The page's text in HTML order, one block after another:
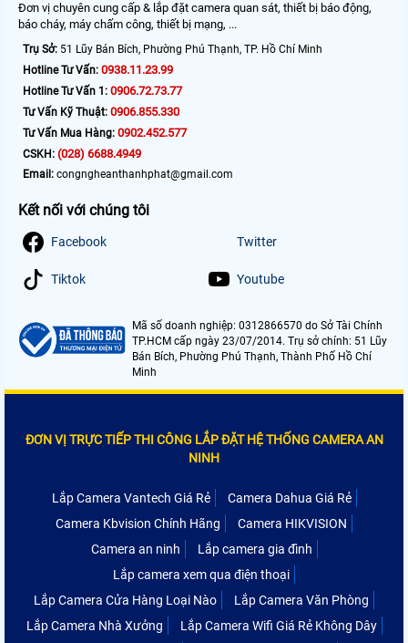
Đơn vị chuyên cung cấp & lắp đặt camera quan sát, thiết bị báo động,
báo cháy, máy chấm công, thiết bị mạng, ...
Trụ Sở: 51 Lũy Bán Bích, Phường Phú Thạnh, TP. Hồ Chí Minh
Hotline Tư Vấn: 0938.11.23.99
Hotline Tư Vấn 1: 0906.72.73.77
Tư Vấn Kỹ Thuật: 0906.855.330
Tư Vấn Mua Hàng: 0902.452.577
CSKH: (028) 6688.4949
Email: congngheanthanhphat@gmail.com
Kết nối với chúng tôi
Facebook Twitter
Tiktok Youtube
Mã số doanh nghiệp: 0312866570 do Sở Tài Chính
TP.HCM cấp ngày 23/07/2014. Trụ sở chính: 51 Lũy
Bán Bích, Phường Phú Thạnh, Thành Phố Hồ Chí
Minh
ĐƠN VỊ TRỰC TIẾP THI CÔNG LẮP ĐẶT HỆ THỐNG CAMERA AN
NINH
Lắp Camera Vantech Giá Rẻ
Camera Dahua Giá Rẻ
Camera Kbvision Chính Hãng
Camera HIKVISION
Camera an ninh
Lắp camera gia đình
Lắp camera xem qua điện thoại
Lắp Camera Cửa Hàng Loại Nào
Lắp Camera Văn Phòng
Lắp Camera Nhà Xưởng
Lắp Camera Wifi Giá Rẻ Không Dây